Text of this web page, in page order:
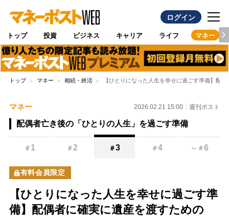
ログイン
トップ 投資 ビジネス キャリア ライフ マネー
トップ マネー 相続・終活 【ひとりになった人生を幸せに過ごす準備】配
マネー 2026.02.21 15:00 週刊ポスト
配偶者亡き後の「ひとりの人生」を過ごす準備
＃ 1 ＃2 ＃3 ＃4 ～ ＃6
有料会員限定
【ひとりになった人生を幸せに過ごす準
備】配偶者に確実に遺産を渡すための